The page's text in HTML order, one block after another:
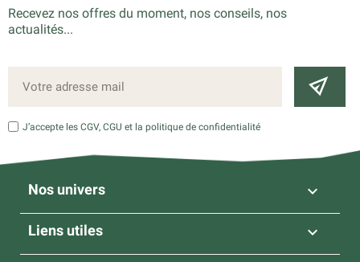
Recevez nos offres du moment, nos conseils, nos
actualités...
J’accepte les CGV, CGU et la politique de confidentialité
Nos univers 
Liens utiles 